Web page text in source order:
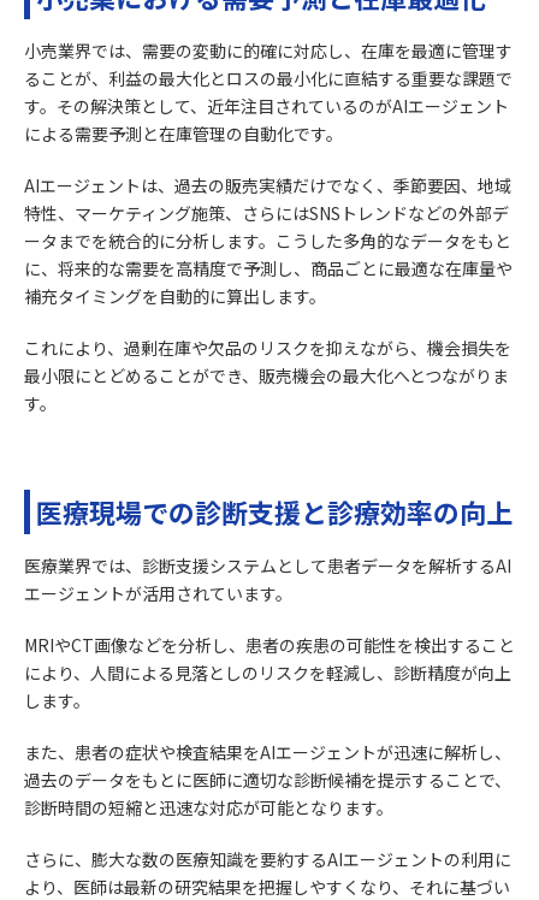
小売業界では、需要の変動に的確に対応し、在庫を最適に管理す
ることが、利益の最大化とロスの最小化に直結する重要な課題で
す。その解決策として、近年注目されているのがAIエージェント
による需要予測と在庫管理の自動化です。
AIエージェントは、過去の販売実績だけでなく、季節要因、地域
特性、マーケティング施策、さらにはSNSトレンドなどの外部デ
ータまでを統合的に分析します。こうした多角的なデータをもと
に、将来的な需要を高精度で予測し、商品ごとに最適な在庫量や
補充タイミングを自動的に算出します。
これにより、過剰在庫や欠品のリスクを抑えながら、機会損失を
最小限にとどめることができ、販売機会の最大化へとつながりま
す。
医療現場での診断支援と診療効率の向上
医療業界では、診断支援システムとして患者データを解析するAI
エージェントが活用されています。
MRIやCT画像などを分析し、患者の疾患の可能性を検出すること
により、人間による見落としのリスクを軽減し、診断精度が向上
します。
また、患者の症状や検査結果をAIエージェントが迅速に解析し、
過去のデータをもとに医師に適切な診断候補を提示することで、
診断時間の短縮と迅速な対応が可能となります。
さらに、膨大な数の医療知識を要約するAIエージェントの利用に
より、医師は最新の研究結果を把握しやすくなり、それに基づい